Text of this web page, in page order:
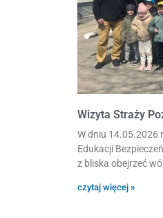
Wizyta Straży
W dniu 14.05.2026
Edukacji
z bliska obejrzeć
czytaj więcej »